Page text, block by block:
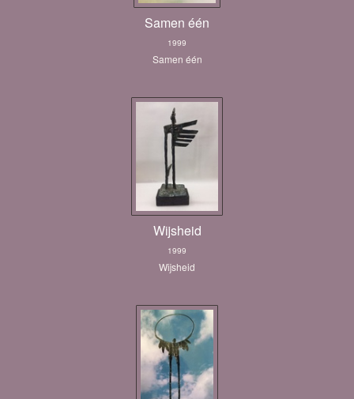
Samen één
1999
Samen één
Wijsheid
1999
Wijsheid